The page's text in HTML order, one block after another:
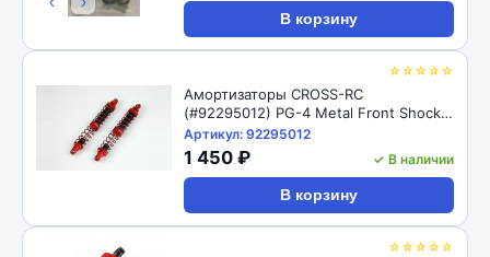
В корзину
☆☆☆☆☆
Амортизаторы CROSS-RC
(#92295012) PG-4 Metal Front Shock
98mm
Артикул: 92295012
1 450 ₽ ✓ В наличии
В корзину
☆☆☆☆☆